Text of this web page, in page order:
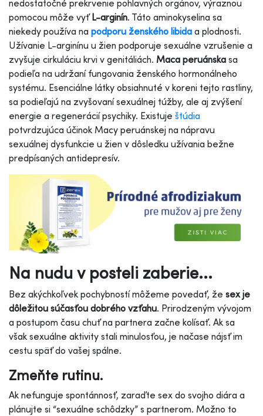
nedostatočné prekrvenie pohlavných orgánov, výraznou
pomocou môže vyťL-arginín. Táto aminokyselina sa
niekedy používa na podporu ženského libida a plodnosti.
Užívanie L-arginínu u žien podporuje sexuálne vzrušenie a
zvyšuje cirkuláciu krvi v genitáliách. Maca peruánska sa
podieľa na udržaní fungovania ženského hormonálneho
systému. Esenciálne látky obsiahnuté v koreni tejto rastliny,
sa podieľajú na zvyšovaní sexuálnej túžby, ale aj zvýšení
energie a regenerácií psychiky. Existuje štúdia
potvrdzujúca účinok Macy peruánskej na nápravu
sexuálnej dysfunkcie u žien v dôsledku užívania bežne
predpísaných antidepresív.
Na nudu v posteli zaberie...
Bez akýchkoľvek pochybností môžeme povedať, že sex je
dôležitou súčasťou dobrého vzťahu. Prirodzeným vývojom
a postupom času chuť na partnera začne kolísať. Ak sa
však sexuálne aktivity stali minulosťou, je načase nájsť im
cestu späť do vašej spálne.
Zmeňte rutinu.
Ak nefunguje spontánnosť, zaraďte sex do svojho diára a
plánujte si “sexuálne schôdzky” s partnerom. Možno to